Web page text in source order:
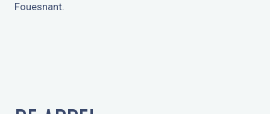
Fouesnant.